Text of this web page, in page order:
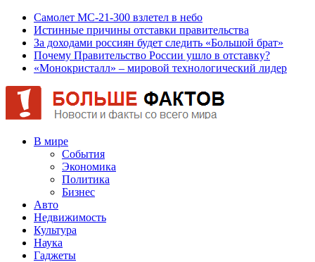
Самолет МС-21-300 взлетел в небо
Истинные причины отставки правительства
За доходами россиян будет следить «Большой брат»
Почему Правительство России ушло в отставку?
«Монокристалл» – мировой технологический лидер
В мире
События
Экономика
Политика
Бизнес
Авто
Недвижимость
Культура
Наука
Гаджеты